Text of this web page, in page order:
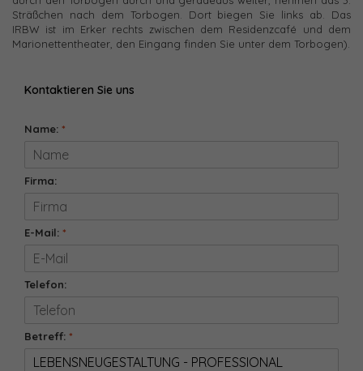
Sträßchen nach dem Torbogen. Dort biegen Sie links ab. Das
IRBW ist im Erker rechts zwischen dem Residenzcafé und dem
Marionettentheater, den Eingang finden Sie unter dem Torbogen).
Kontaktieren Sie uns
Name: *
Firma:
E-Mail: *
Telefon:
Betreff: *